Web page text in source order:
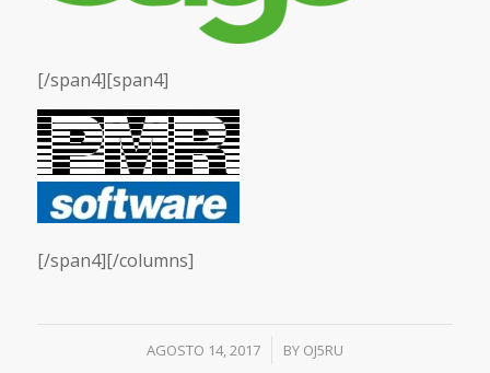
[/span4][span4]
[/span4][/columns]
AGOSTO 14, 2017
/ BY OJ5RU